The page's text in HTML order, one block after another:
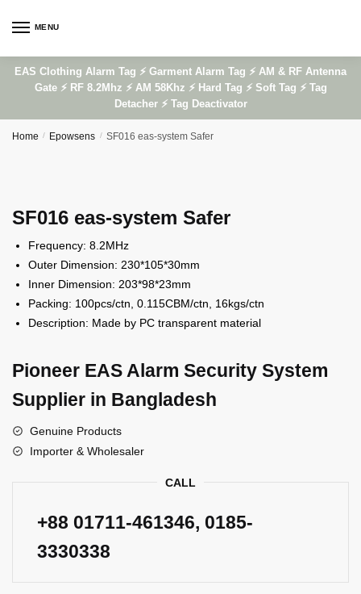
MENU
EAS Clothing Alarm Tag ⚡ Garment Alarm Tag ⚡ AM & RF Antenna
Gate ⚡ RF 8.2Mhz ⚡ AM 58Khz ⚡ Hard Tag ⚡ Soft Tag ⚡ Tag
Detacher ⚡ Tag Deactivator
Home / Epowsens / SF016 eas-system Safer
SF016 eas-system Safer
Frequency: 8.2MHz
Outer Dimension: 230*105*30mm
Inner Dimension: 203*98*23mm
Packing: 100pcs/ctn, 0.115CBM/ctn, 16kgs/ctn
Description: Made by PC transparent material
Pioneer EAS Alarm Security System
Supplier in Bangladesh
Genuine Products
Importer & Wholesaler
CALL
+88 01711-461346, 0185-
3330338